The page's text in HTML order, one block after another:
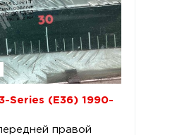
Series (E36) 1990-
правой